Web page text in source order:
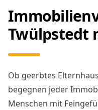
Twülpstedt
Ob geerbtes
begegnen jeder
Menschen mit